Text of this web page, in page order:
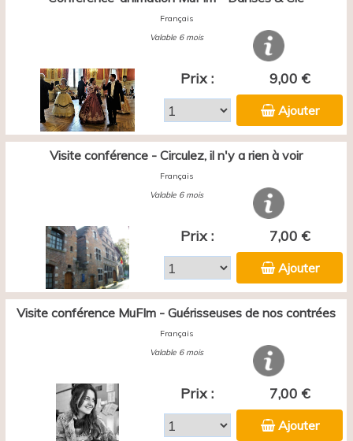
Français
Valable 6 mois
Prix : 9,00 €
Ajouter
Visite conférence - Circulez, il n'y a rien à voir
Français
Valable 6 mois
Prix : 7,00 €
Ajouter
Visite conférence MuFIm - Guérisseuses de nos contrées
Français
Valable 6 mois
Prix : 7,00 €
Ajouter